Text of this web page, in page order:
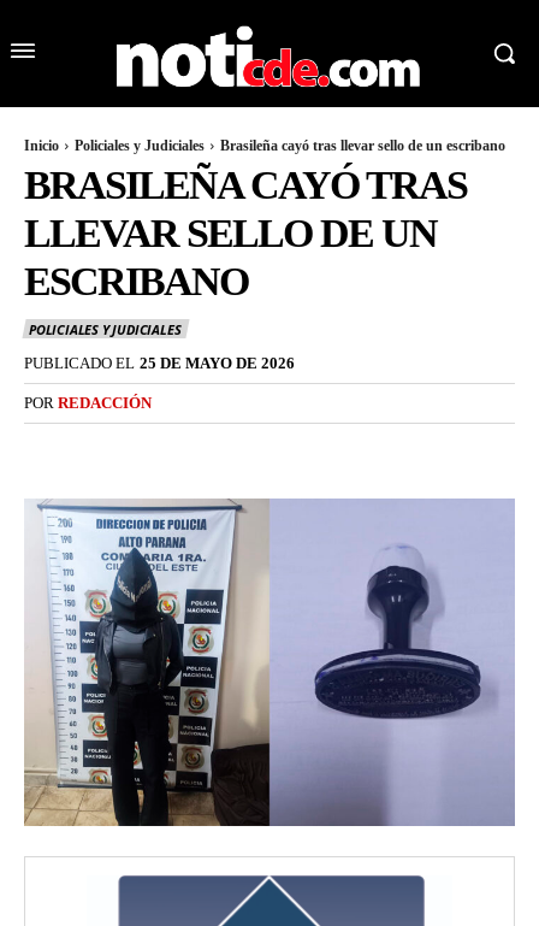
Inicio Policiales y Judiciales Brasileña cayó tras llevar sello de un escribano
BRASILEÑA CAYÓ TRAS
LLEVAR SELLO DE UN
ESCRIBANO
POLICIALES Y JUDICIALES
PUBLICADO EL 25 DE MAYO DE 2026
POR REDACCIÓN